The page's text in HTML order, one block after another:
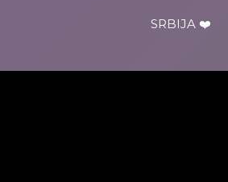
SRBIJA ❤️